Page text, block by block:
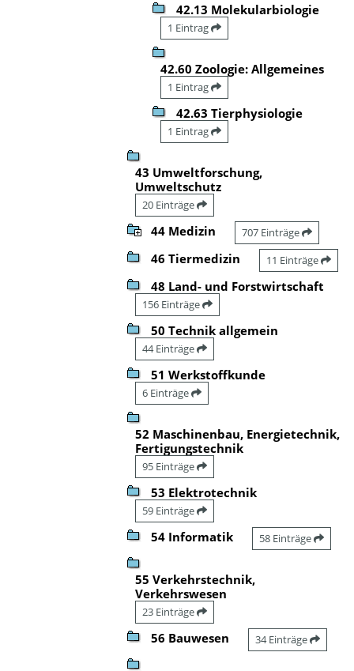
42.13 Molekularbiologie
1 Eintrag
42.60 Zoologie: Allgemeines
1 Eintrag
42.63 Tierphysiologie
1 Eintrag
43 Umweltforschung,
Umweltschutz
20 Einträge
44 Medizin 707 Einträge
46 Tiermedizin 11 Einträge
48 Land- und Forstwirtschaft
156 Einträge
50 Technik allgemein
44 Einträge
51 Werkstoffkunde
6 Einträge
52 Maschinenbau, Energietechnik,
Fertigungstechnik
95 Einträge
53 Elektrotechnik
59 Einträge
54 Informatik 58 Einträge
55 Verkehrstechnik,
Verkehrswesen
23 Einträge
56 Bauwesen 34 Einträge